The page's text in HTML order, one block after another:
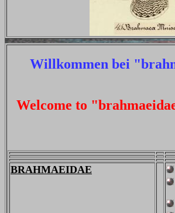
Willkommen bei
Welcome to
BRAHMAEIDAE